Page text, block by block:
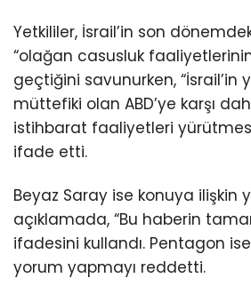
Yetkililer, İsrail’in son
“olağan casusluk
geçtiğini savunurken, “İsrail’in
müttefiki olan ABD’ye karşı
istihbarat faaliyetleri
ifade etti.
Beyaz Saray ise konuya ilişkin
açıklamada, “Bu haberin
ifadesini kullandı. Pentagon
yorum yapmayı reddetti.